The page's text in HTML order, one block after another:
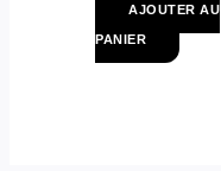
AJOUTER AU
PANIER